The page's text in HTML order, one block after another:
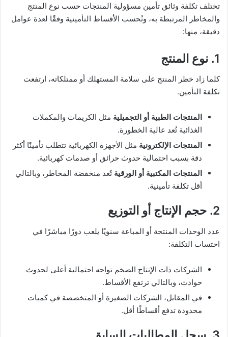
تختلف تكلفة وثائق تأمين مسؤولية المنتجات حسب نوع المنتج
والمخاطر المرتبطة به، وتُحسب الأقساط التأمينية وفقًا لعدة عوامل
دقيقة، منها:
1. نوع المنتج
كلما زاد خطر المنتج على سلامة المستهلك أو ممتلكاته، ارتفعت
تكلفة التأمين.
المنتجات الطبية أو التجميلية مثل الكريمات والمكملات
الغذائية تُعد عالية الخطورة.
المنتجات الإلكترونية مثل الأجهزة الكهربائية تتطلب تأمينًا أكثر
دقة بسبب احتمالية حدوث حرائق أو صدمات كهربائية.
المنتجات المكتبية أو الورقية تُعد منخفضة المخاطر، وبالتالي
أقل تكلفة تأمينية.
2. حجم الإنتاج أو التوزيع
عدد الوحدات المنتجة أو المباعة سنويًا يلعب دورًا مباشرًا في
احتساب التكلفة:
الشركات ذات الإنتاج الضخم تواجه احتمالية أعلى لحدوث
حوادث، وبالتالي ترتفع الأقساط.
في المقابل، الشركات الصغيرة أو المتخصصة في كميات
محدودة تدفع أقساطًا أقل.